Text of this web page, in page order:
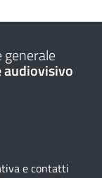
generale
audiovisivo
e contatti